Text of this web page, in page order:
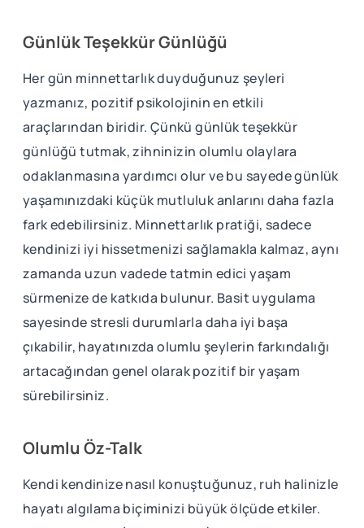
Günlük Teşekkür Günlüğü
Her gün minnettarlık duyduğunuz şeyleri
yazmanız, pozitif psikolojinin en etkili
araçlarından biridir. Çünkü günlük teşekkür
günlüğü tutmak, zihninizin olumlu olaylara
odaklanmasına yardımcı olur ve bu sayede günlük
yaşamınızdaki küçük mutluluk anlarını daha fazla
fark edebilirsiniz. Minnettarlık pratiği, sadece
kendinizi iyi hissetmenizi sağlamakla kalmaz, aynı
zamanda uzun vadede tatmin edici yaşam
sürmenize de katkıda bulunur. Basit uygulama
sayesinde stresli durumlarla daha iyi başa
çıkabilir, hayatınızda olumlu şeylerin farkındalığı
artacağından genel olarak pozitif bir yaşam
sürebilirsiniz.
Olumlu Öz-Talk
Kendi kendinize nasıl konuştuğunuz, ruh halinizle
hayatı algılama biçiminizi büyük ölçüde etkiler.